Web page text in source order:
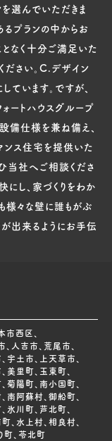
選んでいただきま
るプランの中からお
となく十分ご満足いた
ださい。C.デザイン
います。ですが、
ートハウスグループ
仕様を兼ね備え、
ンス住宅を提供いた
当社へご相談くださ
し、家づくりをわか
様々な壁に誰もがぶ
が出来るようにお手伝
西区、
人吉市、荒尾市、
宇土市、上天草市、
美里町、玉東町、
菊陽町、南小国町、
南阿蘇村、御船町、
氷川町、芦北町、
、水上村、相良村、
町、苓北町